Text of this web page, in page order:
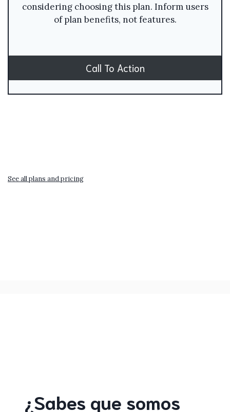
considering choosing this plan. Inform users
of plan benefits, not features.
Call To Action
See all plans and pricing
¿Sabes que somos